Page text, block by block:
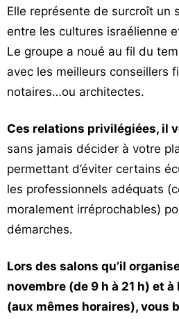
Elle représente de surcroît un
entre les cultures israélienne
Le groupe a noué au fil du
avec les meilleurs conseillers
notaires…ou architectes.
Ces relations privilégiées, il
sans jamais décider à votre
permettant d’éviter certains
les professionnels adéquats
moralement irréprochables)
démarches.
Lors des salons qu’il
novembre (de 9 h à 21 h) et
(aux mêmes horaires), vous